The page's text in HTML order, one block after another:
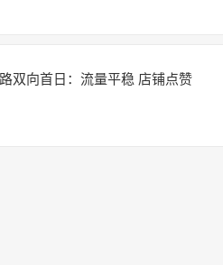
双向首日：流量平稳 店铺点赞